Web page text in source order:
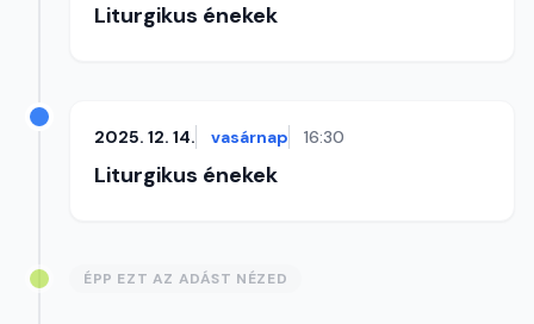
Liturgikus énekek
2025. 12. 14. vasárnap 16:30
Liturgikus énekek
ÉPP EZT AZ ADÁST NÉZED